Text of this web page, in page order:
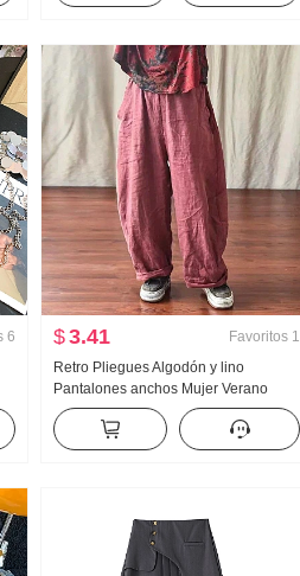
6
$3.41 Favoritos 1
Retro Pliegues Algodón y lino
Pantalones anchos Mujer Verano
Versión ligera 2026 Nuevo Talla
grande Holgado Lino Nueve puntos
Machete Pantalones